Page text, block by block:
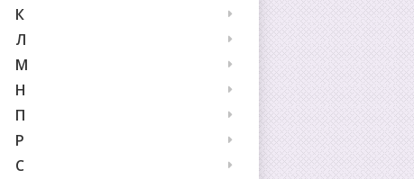
К
Л
М
Н
П
Р
С